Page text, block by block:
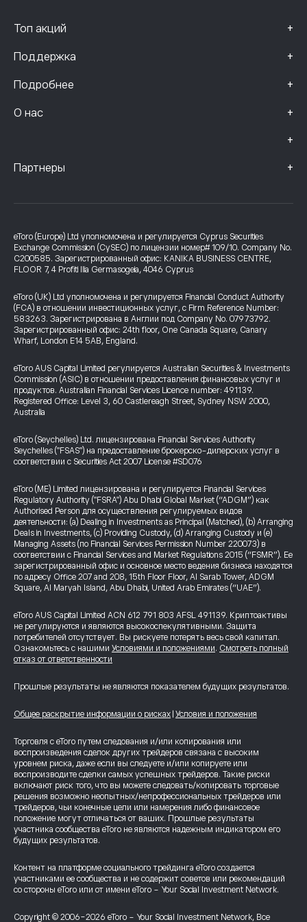
Топ акций +
Поддержка +
Подробнее +
О нас +
+
Партнеры +
eToro (Europe) Ltd уполномочена и регулируется Cyprus Securities
Exchange Commission (CySEC) по лицензии номер# 109/10. Company No.
C200585. Зарегистрированный офис: KANIKA BUSINESS CENTRE,
FLOOR 7, 4 Profiti Ilia Germasogeia, 4046 Cyprus
eToro (UK) Ltd уполномочена и регулируется Financial Conduct Authority
(FCA) в отношении инвестиционных услуг, с Firm Reference Number:
583263. Зарегистрирована в Англии под Company No. 07973792.
Зарегистрированный офис: 24th floor, One Canada Square, Canary
Wharf, London E14 5AB, England.
eToro AUS Capital Limited регулируется Australian Securities & Investments
Commission (ASIC) в отношении предоставления финансовых услуг и
продуктов. Australian Financial Services Licence number: 491139.
Registered Office: Level 3, 60 Castlereagh Street, Sydney NSW 2000,
Australia
eToro (Seychelles) Ltd. лицензирована Financial Services Authority
Seychelles ("FSAS") на предоставление брокерско-дилерских услуг в
соответствии с Securities Act 2007 License #SD076
eToro (ME) Limited лицензирована и регулируется Financial Services
Regulatory Authority ("FSRA") Abu Dhabi Global Market (“ADGM”) как
Authorised Person для осуществления регулируемых видов
деятельности: (a) Dealing in Investments as Principal (Matched), (b) Arranging
Deals in Investments, (c) Providing Custody, (d) Arranging Custody и (e)
Managing Assets (по Financial Services Permission Number 220073) в
соответствии с Financial Services and Market Regulations 2015 (“FSMR”). Ее
зарегистрированный офис и основное место ведения бизнеса находятся
по адресу Office 207 and 208, 15th Floor Floor, Al Sarab Tower, ADGM
Square, Al Maryah Island, Abu Dhabi, United Arab Emirates (“UAE”).
eToro AUS Capital Limited ACN 612 791 803 AFSL 491139. Криптоактивы
не регулируются и являются высокоспекулятивными. Защита
потребителей отсутствует. Вы рискуете потерять весь свой капитал.
Ознакомьтесь с нашими Условиями и положениями. Смотреть полный
отказ от ответственности
Прошлые результаты не являются показателем будущих результатов.
Общее раскрытие информации о рисках Условия и положения
Торговля с eToro путем следования и/или копирования или
воспроизведения сделок других трейдеров связана с высоким
уровнем риска, даже если вы следуете и/или копируете или
воспроизводите сделки самых успешных трейдеров. Такие риски
включают риск того, что вы можете следовать/копировать торговые
решения возможно неопытных/непрофессиональных трейдеров или
трейдеров, чьи конечные цели или намерения либо финансовое
положение могут отличаться от ваших. Прошлые результаты
участника сообщества eToro не являются надежным индикатором его
будущих результатов.
Контент на платформе социального трейдинга eToro создается
участниками ее сообщества и не содержит советов или рекомендаций
со стороны eToro или от имени eToro - Your Social Investment Network.
Copyright © 2006-2026 eToro - Your Social Investment Network, Все